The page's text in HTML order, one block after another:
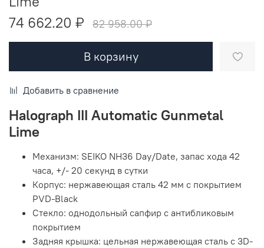
74 662.20 ₽
82 958.00 ₽
В корзину
Добавить в сравнение
Halograph III Automatic Gunmetal
Lime
Механизм: SEIKO NH36 Day/Date, запас хода 42
часа, +/- 20 секунд в сутки
Корпус: нержавеющая сталь 42 мм с покрытием
PVD-Black
Стекло: однодольный сапфир с антибликовым
покрытием
Задняя крышка: цельная нержавеющая сталь с 3D-